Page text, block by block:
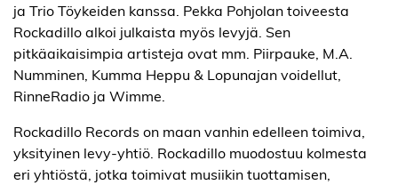
ja Trio Töykeiden kanssa. Pekka Pohjolan toiveesta
Rockadillo alkoi julkaista myös levyjä. Sen
pitkäaikaisimpia artisteja ovat mm. Piirpauke, M.A.
Numminen, Kumma Heppu & Lopunajan voidellut,
RinneRadio ja Wimme.
Rockadillo Records on maan vanhin edelleen toimiva,
yksityinen levy-yhtiö. Rockadillo muodostuu kolmesta
eri yhtiöstä, jotka toimivat musiikin tuottamisen,